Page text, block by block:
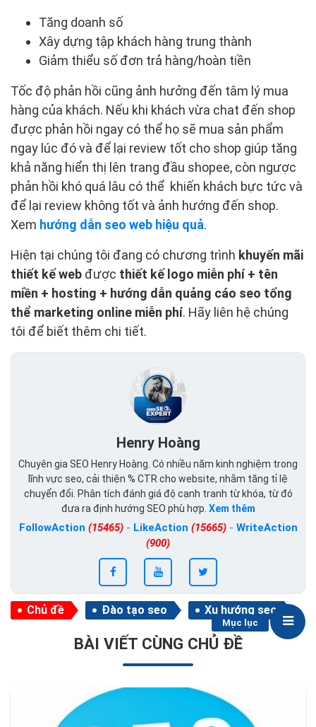
Mục lục
Tăng doanh số
Xây dựng tập khách hàng trung thành
Giảm thiểu số đơn trả hàng/hoàn tiền
Tốc độ phản hồi cũng ảnh hưởng đến tâm lý mua
hàng của khách. Nếu khi khách vừa chat đến shop
được phản hồi ngay có thể họ sẽ mua sản phẩm
ngay lúc đó và để lại review tốt cho shop giúp tăng
khả năng hiển thị lên trang đầu shopee, còn ngược
phản hồi khó quá lâu có thể khiến khách bực tức và
để lại review không tốt và ảnh hướng đến shop.
Xem hướng dẫn seo web hiệu quả.
Hiện tại chúng tôi đang có chương trình khuyến mãi
thiết kế web được thiết kế logo miễn phí + tên
miền + hosting + hướng dẫn quảng cáo seo tổng
thể marketing online miễn phí. Hãy liên hệ chúng
tôi để biết thêm chi tiết.
Henry Hoàng
Chuyên gia SEO Henry Hoàng. Có nhiều năm kinh nghiệm trong
lĩnh vực seo, cải thiện % CTR cho website, nhằm tăng tỉ lệ
chuyển đổi. Phân tích đánh giá độ cạnh tranh từ khóa, từ đó
đưa ra định hướng SEO phù hợp. Xem thêm
FollowAction (15465)- LikeAction (15665)- WriteAction
(900)
Chủ đề Đào tạo seo Xu hướng seo
BÀI VIẾT CÙNG CHỦ ĐỀ